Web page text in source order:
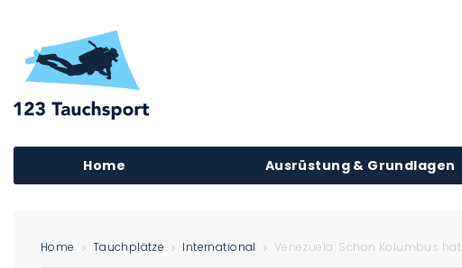
Home Ausrüstung & Grundlagen
Home Tauchplätze International Venezuela: Schon Kolumbus